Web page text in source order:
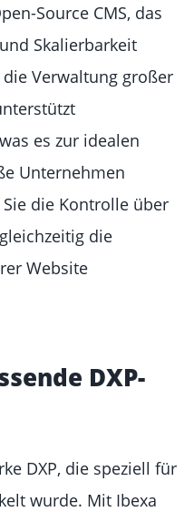
Source CMS, das
Skalierbarkeit
Verwaltung großer
es zur idealen
Unternehmen
die Kontrolle über
die
Website
DXP-
DXP, die speziell für
wurde. Mit Ibexa